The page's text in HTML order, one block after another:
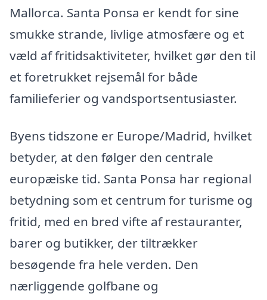
Mallorca. Santa Ponsa er kendt for sine
smukke strande, livlige atmosfære og et
væld af fritidsaktiviteter, hvilket gør den til
et foretrukket rejsemål for både
familieferier og vandsportsentusiaster.
Byens tidszone er Europe/Madrid, hvilket
betyder, at den følger den centrale
europæiske tid. Santa Ponsa har regional
betydning som et centrum for turisme og
fritid, med en bred vifte af restauranter,
barer og butikker, der tiltrækker
besøgende fra hele verden. Den
nærliggende golfbane og